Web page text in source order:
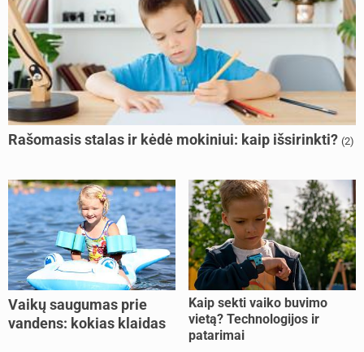
Rašomasis stalas ir kėdė mokiniui: kaip išsirinkti? (2)
Vaikų saugumas prie
vandens: kokias klaidas
Kaip sekti vaiko buvimo
vietą? Technologijos ir
patarimai